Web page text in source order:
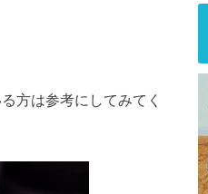
方は参考にしてみてく